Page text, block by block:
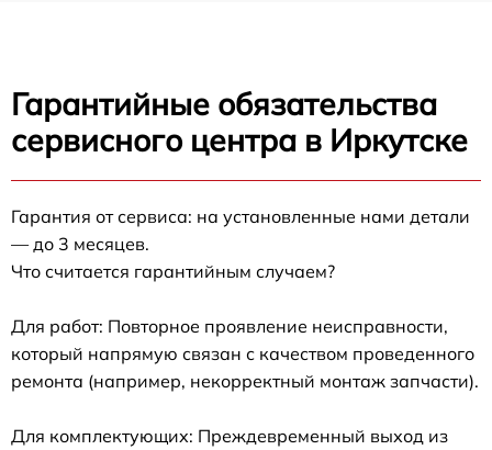
Гарантийные обязательства
сервисного центра в Иркутске
Гарантия от сервиса: на установленные нами детали
— до 3 месяцев.
Что считается гарантийным случаем?
Для работ: Повторное проявление неисправности,
который напрямую связан с качеством проведенного
ремонта (например, некорректный монтаж запчасти).
Для комплектующих: Преждевременный выход из